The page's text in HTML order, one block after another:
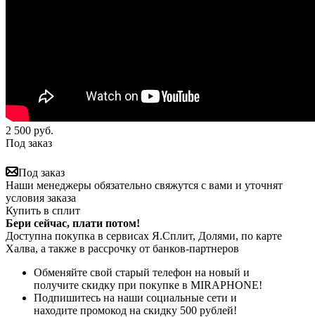
2 500 руб.
Под заказ
Под заказ
Наши менеджеры обязательно свяжутся с вами и уточнят
условия заказа
Купить в сплит
Бери сейчас, плати потом!
Доступна покупка в сервисах Я.Сплит, Долями, по карте
Халва, а также в рассрочку от банков-партнеров
Обменяйте свой старый телефон на новый и
получите скидку при покупке в MIRAPHONE!
Подпишитесь на наши социальные сети и
находите промокод на скидку 500 рублей!